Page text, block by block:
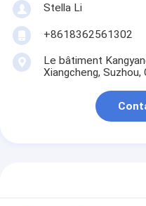
Stella Li
+8618362561302
Le bâtiment
Xiangcheng, Suzhou,